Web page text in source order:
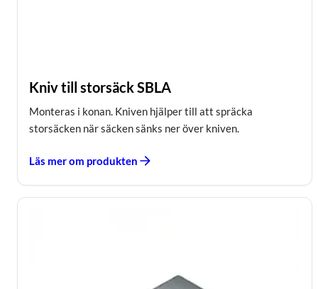
Kniv till storsäck SBLA
Monteras i konan. Kniven hjälper till att spräcka
storsäcken när säcken sänks ner över kniven.
Läs mer om produkten